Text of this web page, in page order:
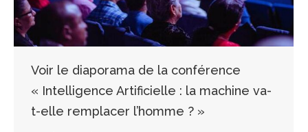
Voir le diaporama de la conférence
« Intelligence Artificielle : la machine va-
t-elle remplacer l’homme ? »